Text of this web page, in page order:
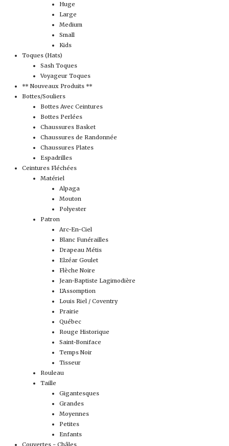
Huge
Large
Medium
Small
Kids
Toques (Hats)
Sash Toques
Voyageur Toques
** Nouveaux Produits **
Bottes/Souliers
Bottes Avec Ceintures
Bottes Perlées
Chaussures Basket
Chaussures de Randonnée
Chaussures Plates
Espadrilles
Ceintures Fléchées
Matériel
Alpaga
Mouton
Polyester
Patron
Arc-En-Ciel
Blanc Funérailles
Drapeau Métis
Elzéar Goulet
Flèche Noire
Jean-Baptiste Lagimodière
L'Assomption
Louis Riel / Coventry
Prairie
Québec
Rouge Historique
Saint-Boniface
Temps Noir
Tisseur
Rouleau
Taille
Gigantesques
Grandes
Moyennes
Petites
Enfants